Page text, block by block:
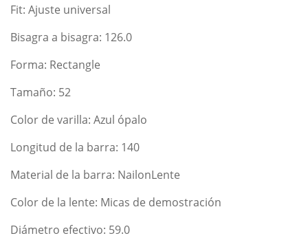
Fit: Ajuste universal
Bisagra a bisagra: 126.0
Forma: Rectangle
Tamaño: 52
Color de varilla: Azul ópalo
Longitud de la barra: 140
Material de la barra: NailonLente
Color de la lente: Micas de demostración
Diámetro efectivo: 59.0